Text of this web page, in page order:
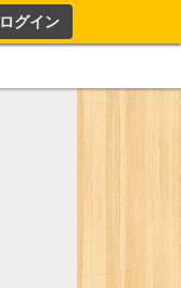
ログイン